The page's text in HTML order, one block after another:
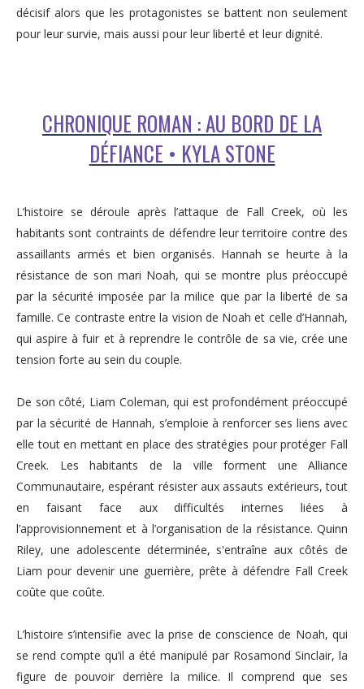
décisif alors que les protagonistes se battent non seulement
pour leur survie, mais aussi pour leur liberté et leur dignité.
CHRONIQUE ROMAN : AU BORD DE LA
DÉFIANCE • KYLA STONE
L’histoire se déroule après l’attaque de Fall Creek, où les
habitants sont contraints de défendre leur territoire contre des
assaillants armés et bien organisés. Hannah se heurte à la
résistance de son mari Noah, qui se montre plus préoccupé
par la sécurité imposée par la milice que par la liberté de sa
famille. Ce contraste entre la vision de Noah et celle d’Hannah,
qui aspire à fuir et à reprendre le contrôle de sa vie, crée une
tension forte au sein du couple.
De son côté, Liam Coleman, qui est profondément préoccupé
par la sécurité de Hannah, s’emploie à renforcer ses liens avec
elle tout en mettant en place des stratégies pour protéger Fall
Creek. Les habitants de la ville forment une Alliance
Communautaire, espérant résister aux assauts extérieurs, tout
en faisant face aux difficultés internes liées à
l’approvisionnement et à l’organisation de la résistance. Quinn
Riley, une adolescente déterminée, s'entraîne aux côtés de
Liam pour devenir une guerrière, prête à défendre Fall Creek
coûte que coûte.
L’histoire s’intensifie avec la prise de conscience de Noah, qui
se rend compte qu’il a été manipulé par Rosamond Sinclair, la
figure de pouvoir derrière la milice. Il comprend que ses